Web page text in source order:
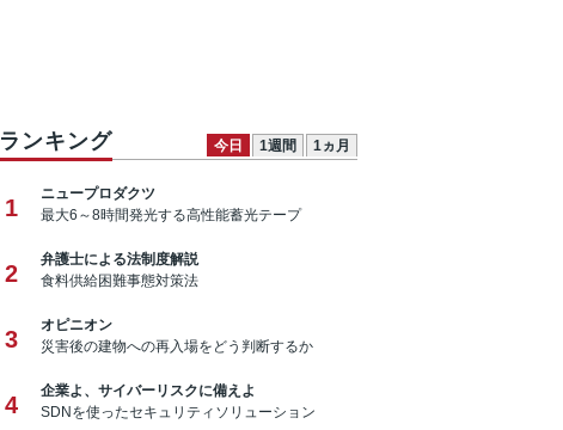
ランキング 今日 1週間 1ヵ月
1
ニュープロダクツ
最大6～8時間発光する高性能蓄光テープ
2
弁護士による法制度解説
食料供給困難事態対策法
3
オピニオン
災害後の建物への再入場をどう判断するか
4
企業よ、サイバーリスクに備えよ
SDNを使ったセキュリティソリューション